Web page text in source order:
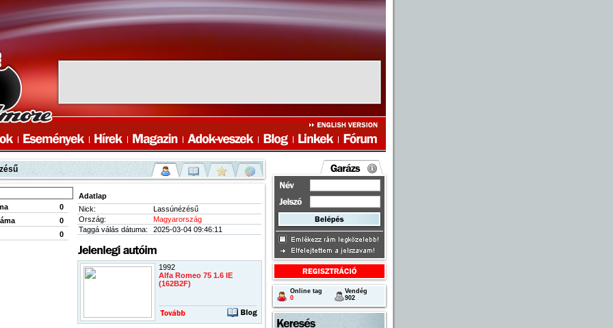
0
0
0
Adatlap
Nick:
Lassúnézésű
Ország:
Magyarország
Taggá válás dátuma:
2025-03-04 09:46:11
1992
Alfa Romeo 75 1.6 IE
(162B2F)
Online tag
0
Vendég
902